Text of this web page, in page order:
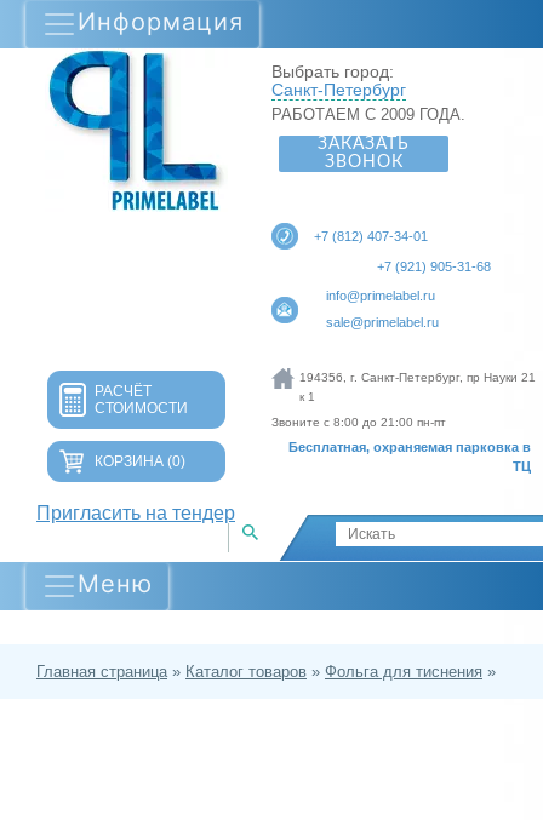
Информация
Выбрать город:
Санкт-Петербург
РАБОТАЕМ С 2009 ГОДА.
ЗАКАЗАТЬ
ЗВОНОК
+7 (812) 407-34-01
+7 (921) 905-31-68
info@primelabel.ru
sale@primelabel.ru
РАСЧЁТ
СТОИМОСТИ
КОРЗИНА (0)
Пригласить на тендер
194356, г. Санкт-Петербург, пр Науки 21
к 1
Звоните с 8:00 до 21:00 пн-пт
Бесплатная, охраняемая парковка в
ТЦ
Меню
Главная страница » Каталог товаров » Фольга для тиснения »